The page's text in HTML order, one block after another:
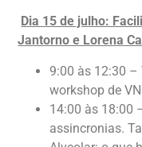
Dia 15 de julho:
Jantorno e Lorena
9:00 às 12:30
workshop de
14:00 às 18:00
assincronias.